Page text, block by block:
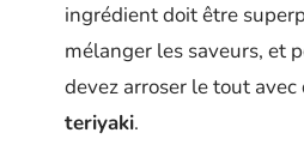
ingrédient doit être
mélanger les saveurs, et
devez arroser le tout avec
teriyaki.